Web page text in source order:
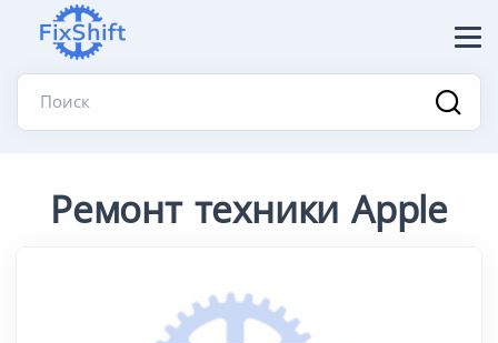
Поиск
Ремонт техники Apple